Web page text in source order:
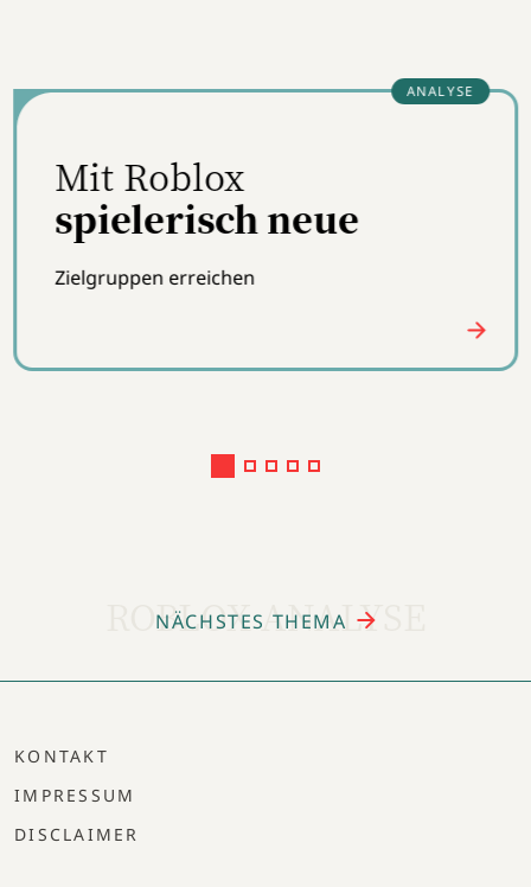
Mit Roblox
spielerisch neue
Zielgruppen erreichen
ROBLOX ANALYSE
NÄCHSTES THEMA
KONTAKT
IMPRESSUM
DISCLAIMER